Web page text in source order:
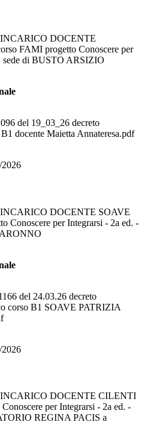
DOCENTE
FAMI progetto Conoscere per
sede di BUSTO ARSIZIO
del 19_03_26 decreto
docente Maietta Annateresa.pdf
DOCENTE SOAVE
Conoscere per Integrarsi - 2a ed. -
del 24.03.26 decreto
corso B1 SOAVE PATRIZIA
DOCENTE CILENTI
per Integrarsi - 2a ed. -
REGINA PACIS a